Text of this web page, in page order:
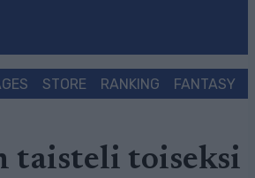
STORE RANKING FANTASY
taisteli toiseksi